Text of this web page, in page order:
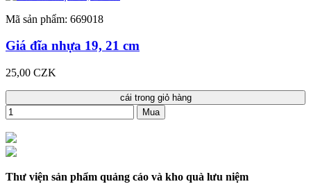
Mã sản phẩm: 669018
Giá đĩa nhựa 19, 21 cm
25,00 CZK
cái trong giỏ hàng
Mua
Thư viện sản phẩm quảng cáo và kho quà lưu niệm